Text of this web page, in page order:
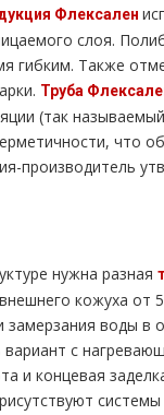
Флексален
слоя.
гибким. Также
Труба
(так
что
производитель
нужна разная
кожуха от
воды в
с
и концевая